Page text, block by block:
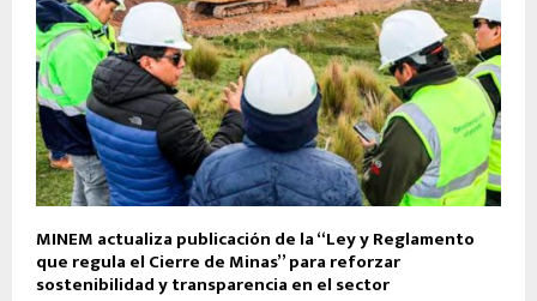
MINEM actualiza publicación de la “Ley y Reglamento
que regula el Cierre de Minas” para reforzar
sostenibilidad y transparencia en el sector